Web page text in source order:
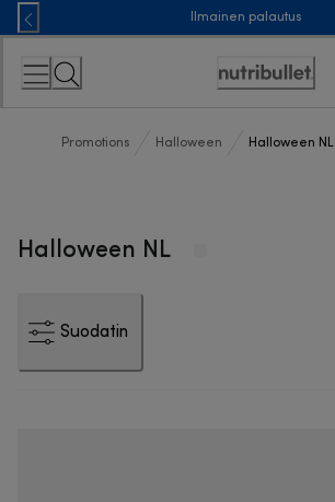
Skip
to
Content
Ilmainen palautus
Accessibility
Promotions Halloween Halloween NL
Halloween NL
Suodatin